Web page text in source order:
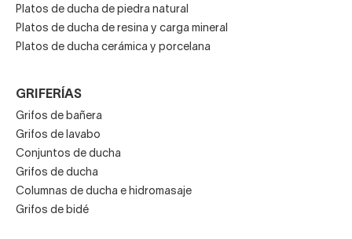
Platos de ducha de piedra natural
Platos de ducha de resina y carga mineral
Platos de ducha cerámica y porcelana
GRIFERÍAS
Grifos de bañera
Grifos de lavabo
Conjuntos de ducha
Grifos de ducha
Columnas de ducha e hidromasaje
Grifos de bidé